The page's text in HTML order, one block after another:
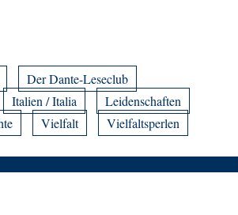
Der Dante-Leseclub
Italien / Italia
Leidenschaften
Vielfalt
Vielfaltsperlen